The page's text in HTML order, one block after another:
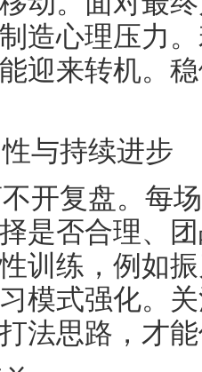
造心理压力
迎来转机。
与持续进步
开复盘。每
是否合理、
训练，例如
模式强化。
法思路，才